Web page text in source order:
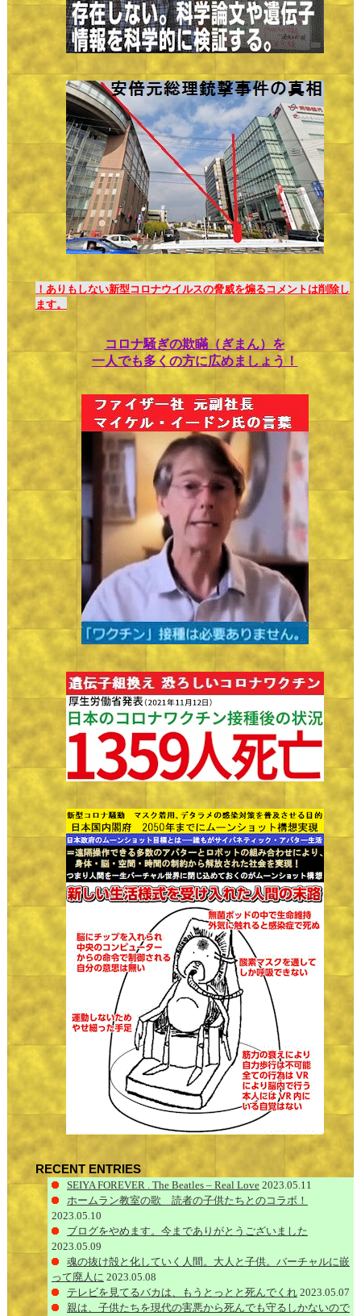
！ありもしない新型コロナウイルスの脅威を煽るコメントは削除し
ます。
コロナ騒ぎの欺瞞（ぎまん）を
一人でも多くの方に広めましょう！
RECENT ENTRIES
SEIYA FOREVER . The Beatles – Real Love 2023.05.11
ホームラン教室の歌 読者の子供たちとのコラボ！
2023.05.10
ブログをやめます。今までありがとうございました
2023.05.09
魂の抜け殻と化していく人間。大人と子供。バーチャルに嵌
って廃人に 2023.05.08
テレビを見てるバカは、もうとっとと死んでくれ 2023.05.07
親は、子供たちを現代の害悪から死んでも守るしかないので